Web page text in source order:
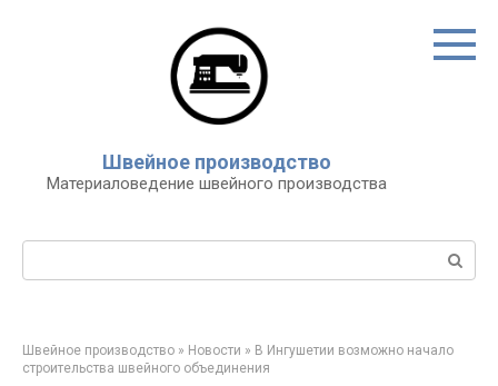
Швейное производство
Материаловедение швейного производства
Поиск:
Швейное производство » Новости » В Ингушетии возможно начало
строительства швейного объединения